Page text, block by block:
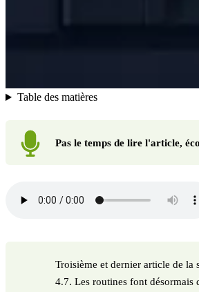
Table des matières
Pas le temps de lire l'article,
Troisième et dernier article de la
4.7. Les routines font désormais